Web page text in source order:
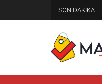
SON DAKİKA